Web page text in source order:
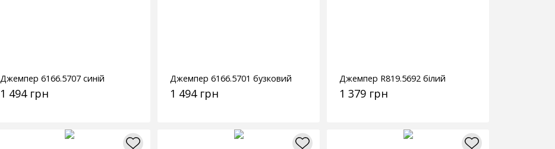
Джемпер 6166.5707 синій
1 494 грн
Джемпер 6166.5701 бузковий
1 494 грн
Джемпер R819.5692 білий
1 379 грн